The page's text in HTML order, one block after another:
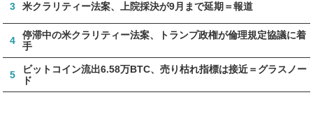
3 米クラリティー法案、上院採決が9月まで延期＝報道
4
停滞中の米クラリティー法案、トランプ政権が倫理規定協議に着
手
5
ビットコイン流出6.58万BTC、売り枯れ指標は接近＝グラスノー
ド